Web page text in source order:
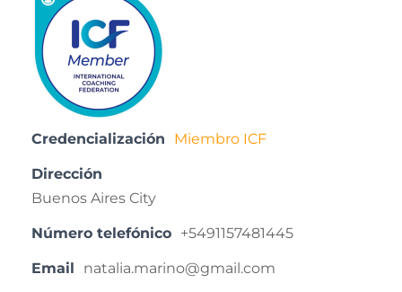
Credencialización Miembro ICF
Dirección
Buenos Aires City
Número telefónico +5491157481445
Email natalia.marino@gmail.com